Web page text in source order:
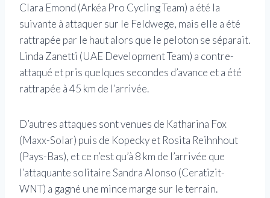
Clara Emond (Arkéa Pro Cycling Team) a été la
suivante à attaquer sur le Feldwege, mais elle a été
rattrapée par le haut alors que le peloton se séparait.
Linda Zanetti (UAE Development Team) a contre-
attaqué et pris quelques secondes d’avance et a été
rattrapée à 45 km de l’arrivée.
D’autres attaques sont venues de Katharina Fox
(Maxx-Solar) puis de Kopecky et Rosita Reihnhout
(Pays-Bas), et ce n’est qu’à 8 km de l’arrivée que
l’attaquante solitaire Sandra Alonso (Ceratizit-
WNT) a gagné une mince marge sur le terrain.